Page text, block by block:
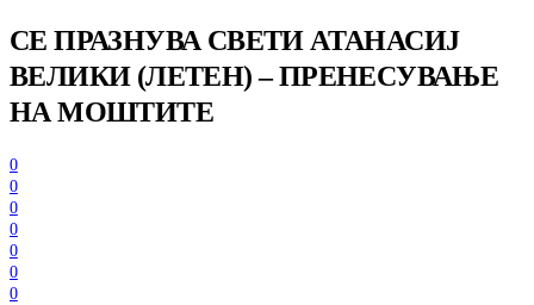
СЕ ПРАЗНУВА СВЕТИ АТАНАСИЈ
ВЕЛИКИ (ЛЕТЕН) – ПРЕНЕСУВАЊЕ
НА МОШТИТЕ
0
0
0
0
0
0
0